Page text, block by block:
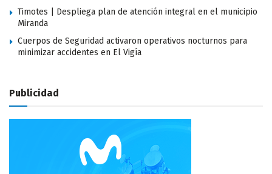
Timotes | Despliega plan de atención integral en el municipio
Miranda
Cuerpos de Seguridad activaron operativos nocturnos para
minimizar accidentes en El Vigía
Publicidad